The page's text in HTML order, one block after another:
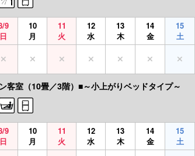
9
日
10
月
11
火
12
水
13
木
14
金
15
土
客室（10畳／3階）■～小上がりベッドタイプ～
9
日
10
月
11
火
12
水
13
木
14
金
15
土